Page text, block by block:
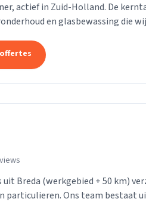
actief in Zuid-Holland. De
en glasbewassing die
Breda (werkgebied + 50 km)
particulieren. Ons team bestaat